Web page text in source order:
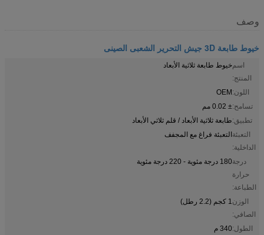
وصف
خيوط طابعة 3D جيش التحرير الشعبى الصينى
اسم
المنتج:
خيوط طابعة ثلاثية الأبعاد
اللون:OEM
تسامح:± 0.02 مم
تطبيق:طابعة ثلاثية الأبعاد / قلم ثلاثي الأبعاد
التعبئة
الداخلية:
التعبئة فراغ مع المجفف
درجة
حرارة
الطباعة:
180 درجة مئوية - 220 درجة مئوية
الوزن
الصافي:
1 كجم (2.2 رطل)
الطول:340 م